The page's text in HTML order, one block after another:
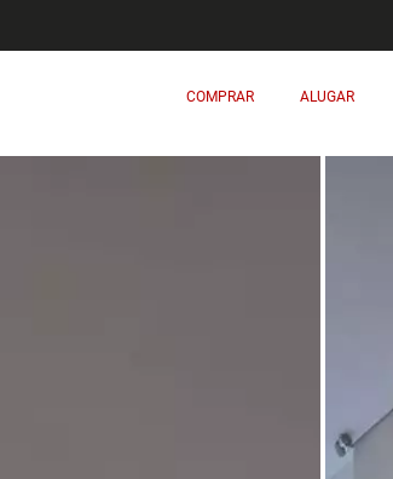
COMPRAR ALUGAR